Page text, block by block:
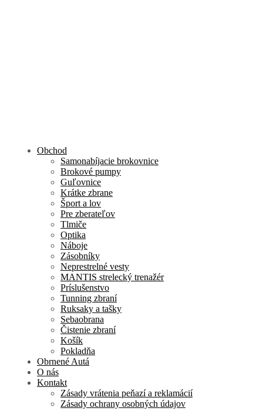
Obchod
Samonabíjacie brokovnice
Brokové pumpy
Guľovnice
Krátke zbrane
Šport a lov
Pre zberateľov
Tlmiče
Optika
Náboje
Zásobníky
Neprestrelné vesty
MANTIS strelecký trenažér
Príslušenstvo
Tunning zbraní
Ruksaky a tašky
Sebaobrana
Čistenie zbraní
Košík
Pokladňa
Obrnené Autá
O nás
Kontakt
Zásady vrátenia peňazí a reklamácií
Zásady ochrany osobných údajov